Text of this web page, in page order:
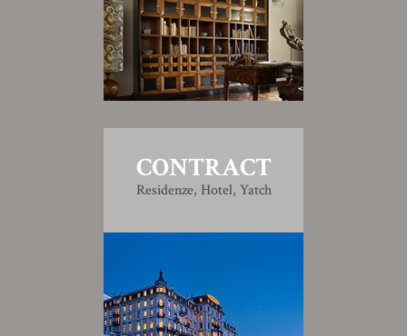
CONTRACT
Residenze, Hotel, Yatch